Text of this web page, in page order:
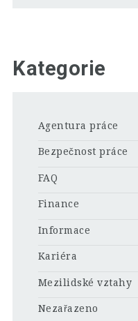
Kategorie
Agentura práce
Bezpečnost práce
FAQ
Finance
Informace
Kariéra
Mezilidské vztahy
Nezařazeno